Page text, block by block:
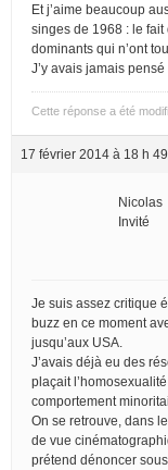
Et j’aime beaucoup
singes de 1968 : le
dominants qui n’ont
J’y avais jamais pensé
Cette réponse a été
17 février 2014 à 18 h
Nicolas
Invité
Je suis assez critique
buzz en ce moment
jusqu’aux USA.
J’avais déjà eu des
plaçait
comportement
On se retrouve, dans
de vue
prétend dénoncer